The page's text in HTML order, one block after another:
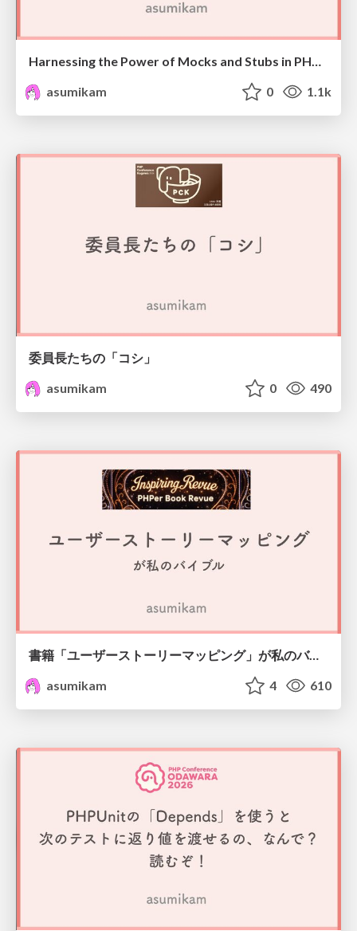
Harnessing the Power of Mocks and Stubs in PHPUnit / #laravellivejp
asumikam
0 1.1k
委員長たちの「コシ」
asumikam
0 490
書籍「ユーザーストーリーマッピング」が私のバイブル
asumikam
4 610